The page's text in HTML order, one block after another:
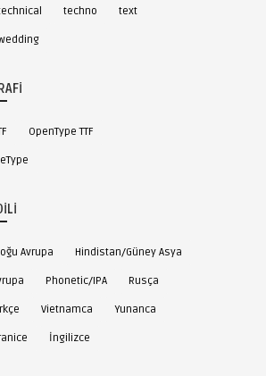
techno text
OpenType TTF
Avrupa Hindistan/Güney Asya
Phonetic/IPA Rusça
Vietnamca Yunanca
İngilizce